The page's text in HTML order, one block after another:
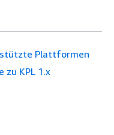
Plattformen
zu KPL 1.x